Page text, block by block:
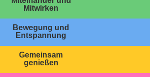
Mitwirken
Bewegung und
Entspannung
Gemeinsam
genießen